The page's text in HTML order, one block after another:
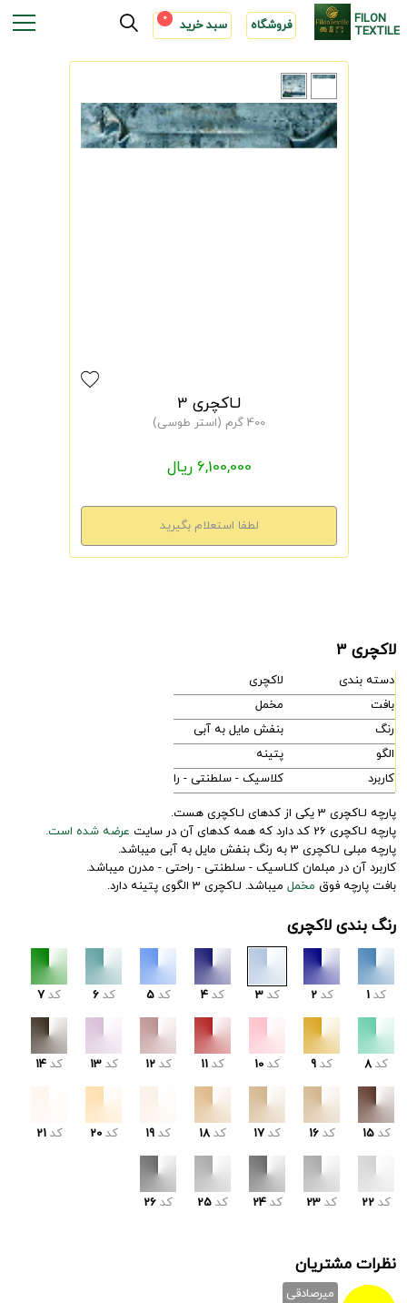
FILON
TEXTILE فروشگاه سبد خرید 0
لـاکچری 3
400 گرم (استر طوسی)
6,100,000 ریال
لاکچری 3
دسته بندی
لاکچری
بافت
مخمل
رنگ
بنفش مایل به آبی
الگو
پتینه
کاربرد
کلاسیک - سلطنتی - راحتی - مدرن
پارچه لـاکچری 3 یکی از کدهای لـاکچری هست.
پارچه لـاکچری 26 کد دارد که همه کدهای آن در سایت
عرضه شده است.
پارچه مبلی لـاکچری 3 به رنگ بنفش مایل به آبی میباشد.
کاربرد آن در مبلمان کلـاسیک - سلطنتی - راحتی - مدرن میباشد.
بافت پارچه فوق مخمل میباشد. لـاکچری 3 الگوی پتینه دارد.
رنگ بندی لاکچری
کد 1 کد 2 کد 3 کد 4 کد 5 کد 6 کد 7
کد 8 کد 9 کد 10 کد 11 کد 12 کد 13 کد 14
کد 15 کد 16 کد 17 کد 18 کد 19 کد 20 کد 21
کد 22 کد 23 کد 24 کد 25 کد 26
نظرات مشتریان
میرصادقی